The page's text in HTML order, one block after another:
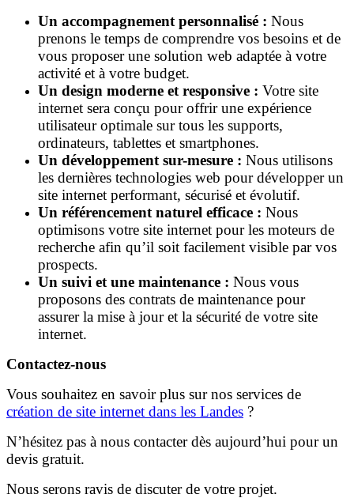
Un accompagnement personnalisé : Nous
prenons le temps de comprendre vos besoins et de
vous proposer une solution web adaptée à votre
activité et à votre budget.
Un design moderne et responsive : Votre site
internet sera conçu pour offrir une expérience
utilisateur optimale sur tous les supports,
ordinateurs, tablettes et smartphones.
Un développement sur-mesure : Nous utilisons
les dernières technologies web pour développer un
site internet performant, sécurisé et évolutif.
Un référencement naturel efficace : Nous
optimisons votre site internet pour les moteurs de
recherche afin qu’il soit facilement visible par vos
prospects.
Un suivi et une maintenance : Nous vous
proposons des contrats de maintenance pour
assurer la mise à jour et la sécurité de votre site
internet.
Contactez-nous
Vous souhaitez en savoir plus sur nos services de
création de site internet dans les Landes ?
N’hésitez pas à nous contacter dès aujourd’hui pour un
devis gratuit.
Nous serons ravis de discuter de votre projet.